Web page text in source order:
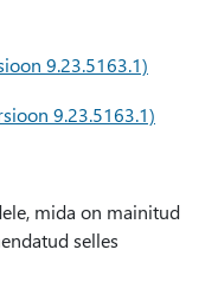
9.23.5163.1)
9.23.5163.1)
mida on mainitud
selles